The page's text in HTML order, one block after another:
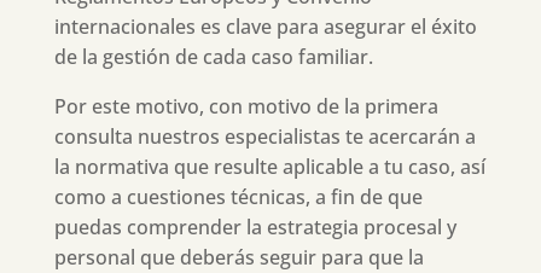
internacionales es clave para asegurar el éxito
de la gestión de cada caso familiar.
Por este motivo, con motivo de la primera
consulta nuestros especialistas te acercarán a
la normativa que resulte aplicable a tu caso, así
como a cuestiones técnicas, a fin de que
puedas comprender la estrategia procesal y
personal que deberás seguir para que la